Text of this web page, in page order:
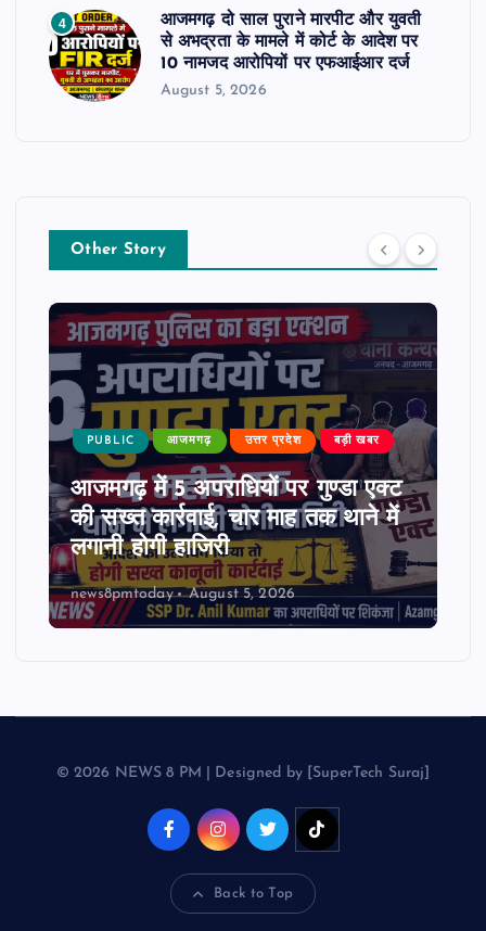
4
आजमगढ़ दो साल पुराने मारपीट और युवती
से अभद्रता के मामले में कोर्ट के आदेश पर
10 नामजद आरोपियों पर एफआईआर दर्ज
August 5, 2026
Other Story
PUBLIC आजमगढ़ उत्तर प्रदेश बड़ी खबर
आजमगढ़ में 5 अपराधियों पर गुण्डा एक्ट
की सख्त कार्रवाई, चार माह तक थाने में
लगानी होगी हाजिरी
news8pmtoday August 5, 2026
© 2026 NEWS 8 PM | Designed by [SuperTech Suraj]
Back to Top